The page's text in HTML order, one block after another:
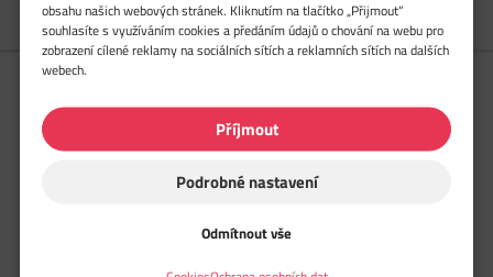
obsahu našich webových stránek. Kliknutím na tlačítko „Přijmout“
souhlasíte s využíváním cookies a předáním údajů o chování na webu pro
zobrazení cílené reklamy na sociálních sítích a reklamních sítích na dalších
webech.
Příjmout
Odmítnout vše
Podrobné nastavení
* Středně dlouhé vlasy jsou nad ramena, dlouhé vlasy pod ramena.
materiálu.
Všechny ceny jsou uvedené včetně DPH.
Ceny jsou platné od 1. července 2024